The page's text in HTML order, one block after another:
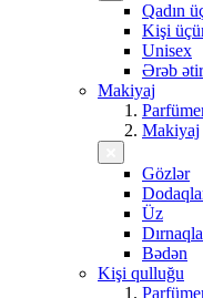
Qadın
Kişi
Unisex
Ərəb
Makiyaj
Makiyaj
Gözlər
Üz
Bədən
Kişi qulluğu